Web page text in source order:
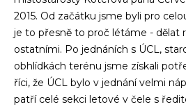
2015. Od začátku jsme byli pro
je to přesně to proč létáme - dělat
ostatními. Po jednáních s ÚCL,
obhlídkách terénu jsme získali
říci, že ÚCL bylo v jednání velmi
patří celé sekci letové v čele s